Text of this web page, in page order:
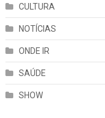
CULTURA
NOTÍCIAS
ONDE IR
SAÚDE
SHOW